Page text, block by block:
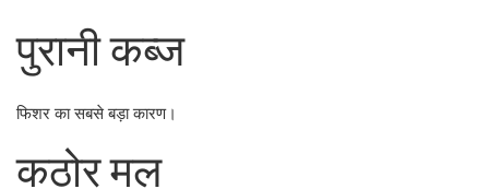
पुरानी कब्ज
फिशर का सबसे बड़ा कारण।
कठोर मल